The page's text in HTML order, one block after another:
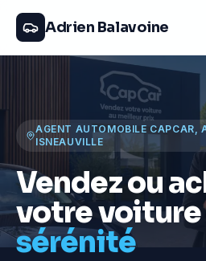
Adrien Balavoine
AGENT AUTOMOBILE CAPCAR,
ISNEAUVILLE
Vendez ou
votre
sérénité